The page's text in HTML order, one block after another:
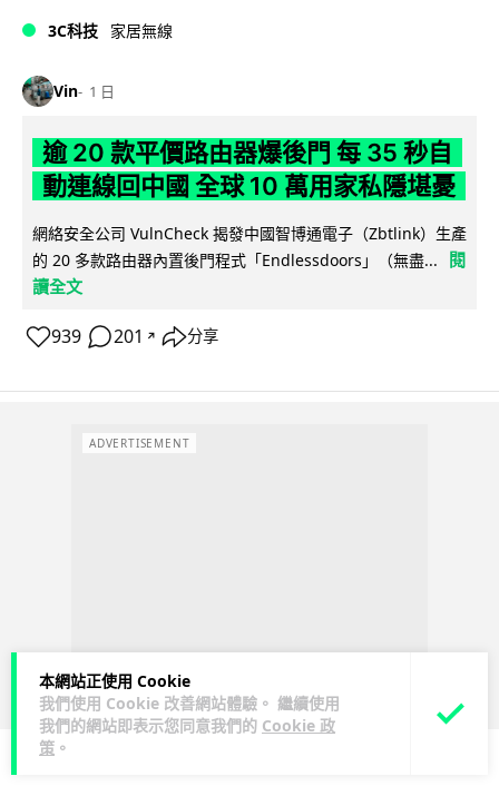
本網站正使用 Cookie
我們使用 Cookie 改善網站體驗。 繼續使用
我們的網站即表示您同意我們的 Cookie 政
策 。
3C科技 家居無線
Vin 1 日
逾 20 款平價路由器爆後門 每 35 秒自
動連線回中國 全球 10 萬用家私隱堪憂
網絡安全公司 VulnCheck 揭發中國智博通電子（Zbtlink）生產
的 20 多款路由器內置後門程式「Endlessdoors」（無盡...
閱
讀全文
939 201 ↗ 分享
ADVERTISEMENT